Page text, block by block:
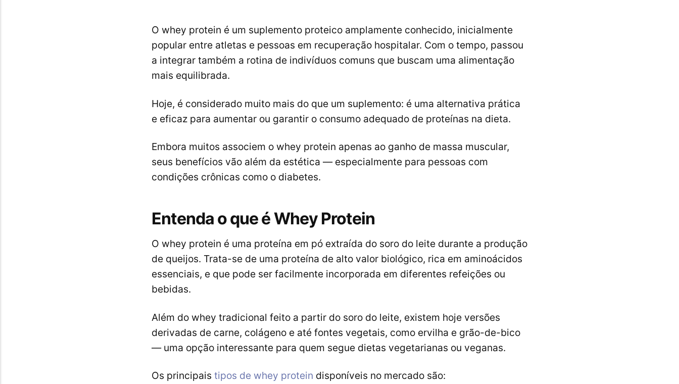
O whey protein é um suplemento proteico amplamente conhecido, inicialmente
popular entre atletas e pessoas em recuperação hospitalar. Com o tempo, passou
a integrar também a rotina de indivíduos comuns que buscam uma alimentação
mais equilibrada.
Hoje, é considerado muito mais do que um suplemento: é uma alternativa prática
e eficaz para aumentar ou garantir o consumo adequado de proteínas na dieta.
Embora muitos associem o whey protein apenas ao ganho de massa muscular,
seus benefícios vão além da estética — especialmente para pessoas com
condições crônicas como o diabetes.
Entenda o que é Whey Protein
O whey protein é uma proteína em pó extraída do soro do leite durante a produção
de queijos. Trata-se de uma proteína de alto valor biológico, rica em aminoácidos
essenciais, e que pode ser facilmente incorporada em diferentes refeições ou
bebidas.
Além do whey tradicional feito a partir do soro do leite, existem hoje versões
derivadas de carne, colágeno e até fontes vegetais, como ervilha e grão-de-bico
— uma opção interessante para quem segue dietas vegetarianas ou veganas.
Os principais tipos de whey protein disponíveis no mercado são: